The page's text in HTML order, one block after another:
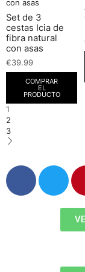
Set de 3
cestas Icia de
fibra natural
con asas
€39.99
COMPRAR
EL
PRODUCTO
1
2
3